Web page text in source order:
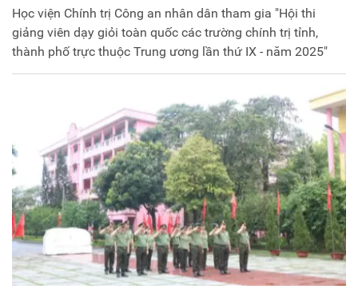
Học viện Chính trị Công an nhân dân tham gia "Hội thi
giảng viên dạy giỏi toàn quốc các trường chính trị tỉnh,
thành phố trực thuộc Trung ương lần thứ IX - năm 2025"